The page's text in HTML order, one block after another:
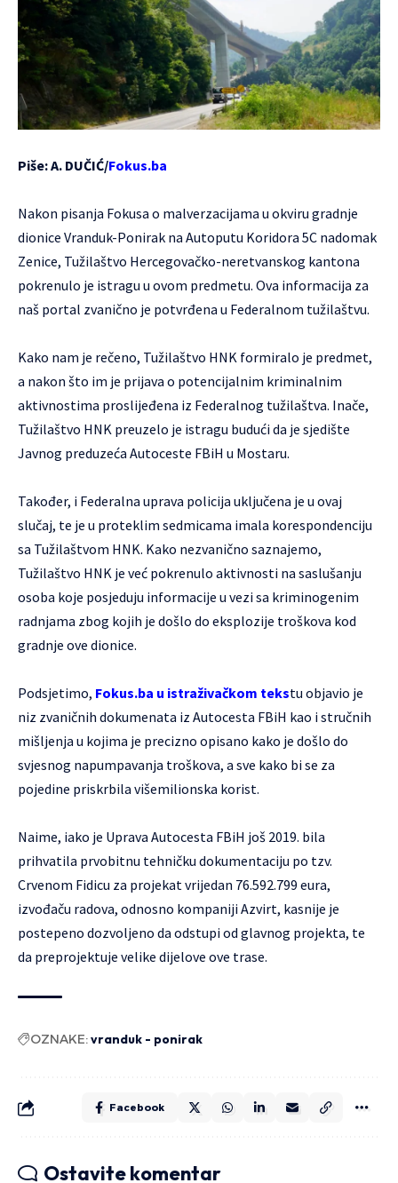
Piše: A. DUČIĆ/Fokus.ba
Nakon pisanja Fokusa o malverzacijama u okviru gradnje
dionice Vranduk-Ponirak na Autoputu Koridora 5C nadomak
Zenice, Tužilaštvo Hercegovačko-neretvanskog kantona
pokrenulo je istragu u ovom predmetu. Ova informacija za
naš portal zvanično je potvrđena u Federalnom tužilaštvu.
Kako nam je rečeno, Tužilaštvo HNK formiralo je predmet,
a nakon što im je prijava o potencijalnim kriminalnim
aktivnostima proslijeđena iz Federalnog tužilaštva. Inače,
Tužilaštvo HNK preuzelo je istragu budući da je sjedište
Javnog preduzeća Autoceste FBiH u Mostaru.
Također, i Federalna uprava policija uključena je u ovaj
slučaj, te je u proteklim sedmicama imala korespondenciju
sa Tužilaštvom HNK. Kako nezvanično saznajemo,
Tužilaštvo HNK je već pokrenulo aktivnosti na saslušanju
osoba koje posjeduju informacije u vezi sa kriminogenim
radnjama zbog kojih je došlo do eksplozije troškova kod
gradnje ove dionice.
Podsjetimo, Fokus.ba u istraživačkom tekstu objavio je
niz zvaničnih dokumenata iz Autocesta FBiH kao i stručnih
mišljenja u kojima je precizno opisano kako je došlo do
svjesnog napumpavanja troškova, a sve kako bi se za
pojedine priskrbila višemilionska korist.
Naime, iako je Uprava Autocesta FBiH još 2019. bila
prihvatila prvobitnu tehničku dokumentaciju po tzv.
Crvenom Fidicu za projekat vrijedan 76.592.799 eura,
izvođaču radova, odnosno kompaniji Azvirt, kasnije je
postepeno dozvoljeno da odstupi od glavnog projekta, te
da preprojektuje velike dijelove ove trase.
OZNAKE:vranduk - ponirak
Facebook
Ostavite komentar